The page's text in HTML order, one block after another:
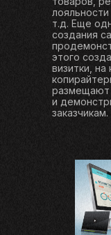
т.д. Еще
создания
этого
визитки,
размещают
и
заказчикам.